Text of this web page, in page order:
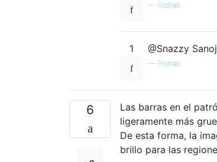
— Rishab
1 @Snazzy
— Rishab
6
Las barras en el
ligeramente más
De esta forma, la
brillo para las